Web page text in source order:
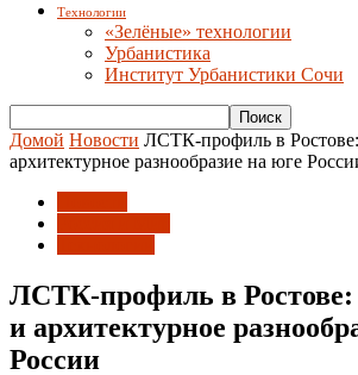
Технологии
«Зелёные» технологии
Урбанистика
Институт Урбанистики Сочи
Домой Новости ЛСТК-профиль в
архитектурное разнообразие на юге
ЛСТК-профиль в
и архитектурное
России